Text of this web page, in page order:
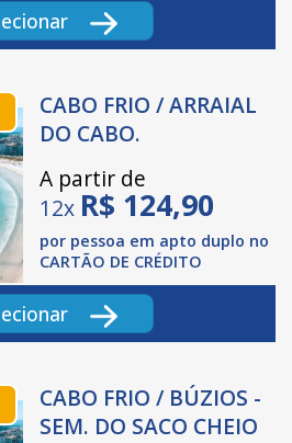
CABO FRIO / ARRAIAL
DO CABO.
A partir de
12x R$ 124,90
por pessoa em apto duplo no
CARTÃO DE CRÉDITO
CABO FRIO / BÚZIOS -
SEM. DO SACO CHEIO